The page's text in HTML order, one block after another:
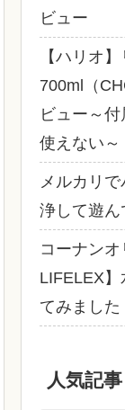
ビュー
【ハリオ
700ml（
ビュー～
使えない～
メルカリ
浄して遊ん
コーナン
LIFELEX
てみました
人気記事